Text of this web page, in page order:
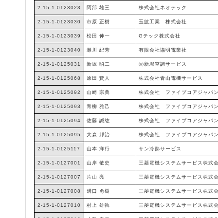
2-15-1-0123023 阿部 雄三 株式会社ネオテック
2-15-1-0123030 市原 正樹 玉紘工業 株式会社
2-15-1-0123039 松田 伸一 Gテック株式会社
2-15-1-0123040 瀬川 紀芳 有限会社協明電業社
2-15-1-0125031 新堀 昭二 ㈲新堀空調サービス
2-15-1-0125068 原田 賢人 株式会社青山電機サービス
2-15-1-0125092 山崎 宗典 株式会社 ファイブコアジャパ
2-15-1-0125093 青柳 雅己 株式会社 ファイブコアジャパ
2-15-1-0125094 佐藤 誠紘 株式会社 ファイブコアジャパ
2-15-1-0125095 大森 邦治 株式会社 ファイブコアジャパ
2-15-1-0125117 山本 洋行 サン冷熱サービス
2-15-1-0127001 山岸 敏史 三菱電機システムサービス株式
2-15-1-0127007 片山 亮 三菱電機システムサービス株式
2-15-1-0127008 溝口 勇樹 三菱電機システムサービス株式
2-15-1-0127010 村上 雄軌 三菱電機システムサービス株式